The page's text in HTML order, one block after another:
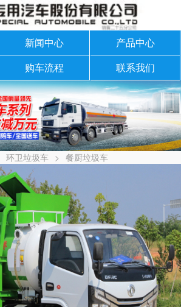
新闻中心
产品中心
购车流程 联系我们
环卫垃圾车 > 餐厨垃圾车